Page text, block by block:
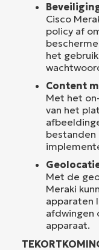
Cisco
policy af
het
Content
Met het
van het
bestanden
Met de
Meraki
apparaten
afdwingen
apparaat.